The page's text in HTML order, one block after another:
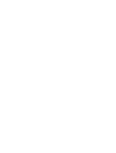
造真实价值。